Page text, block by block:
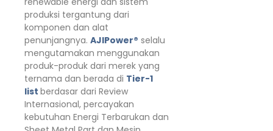
produksi tergantung dari
komponen dan alat
penunjangnya. AJIPower® selalu
mengutamakan menggunakan
produk-produk dari merek yang
ternama dan berada di Tier-1
list berdasar dari Review
Internasional, percayakan
kebutuhan Energi Terbarukan dan